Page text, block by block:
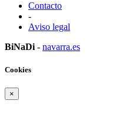
Contacto
-
Aviso legal
BiNaDi - navarra.es
Cookies
×